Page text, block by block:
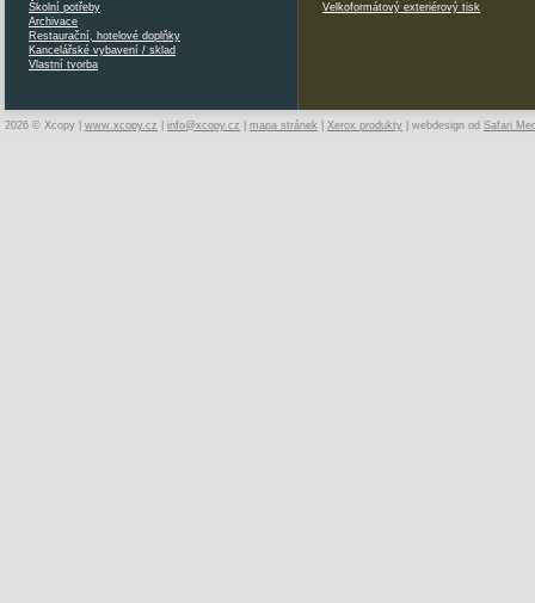
Školní potřeby
Archivace
Restaurační, hotelové doplňky
Kancelářské vybavení / sklad
Vlastní tvorba
Velkoformátový exteriérový tisk
2026 © Xcopy | www.xcopy.cz info@xcopy.cz mapa stránek Xerox produkty | webdesign od Safari